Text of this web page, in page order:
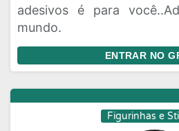
adesivos é para
mundo.
ENTRAR NO
Figurinhas e